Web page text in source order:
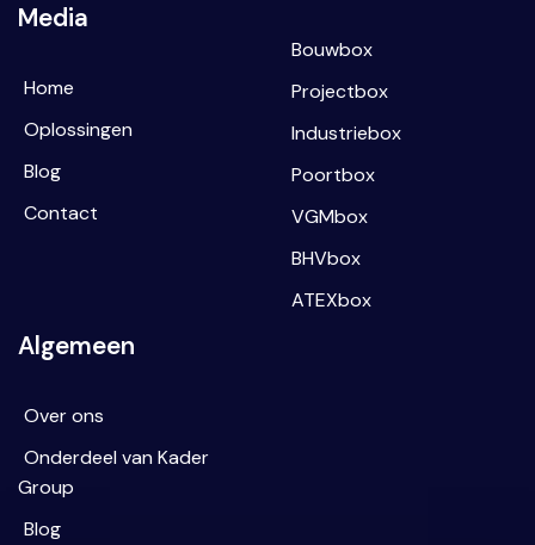
Media
Home
Oplossingen
Blog
Contact
Bouwbox
Projectbox
Industriebox
Poortbox
VGMbox
BHVbox
ATEXbox
Algemeen
Over ons
Onderdeel van Kader
Group
Blog